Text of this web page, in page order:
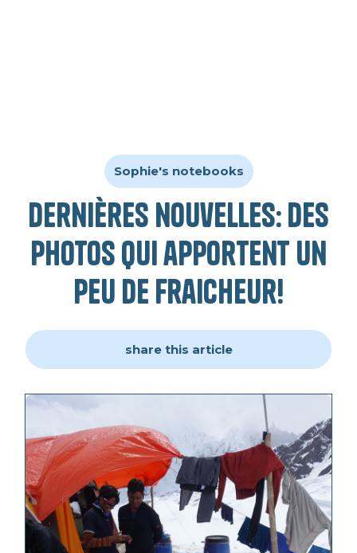
Sophie's notebooks
Dernières nouvelles: des
photos qui apportent un
peu de fraicheur!
share this article